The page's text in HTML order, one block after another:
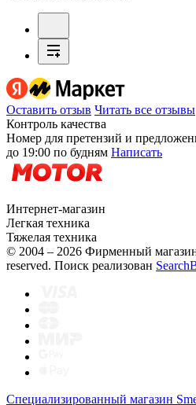
Оставить отзыв Читать все отзывы
Контроль качества
Номер для претензий и
до 19:00 по будням Написать
Интернет-магазин
Легкая техника
Тяжелая техника
© 2004 – 2026 Фирменный
reserved. Поиск реализован
Специализированный магазин